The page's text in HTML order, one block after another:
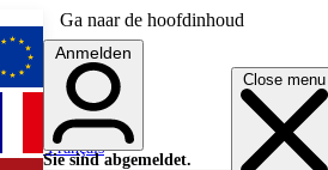
Ga naar de hoofdinhoud
Close menu
English
Français
Anmelden
Sie sind abgemeldet.